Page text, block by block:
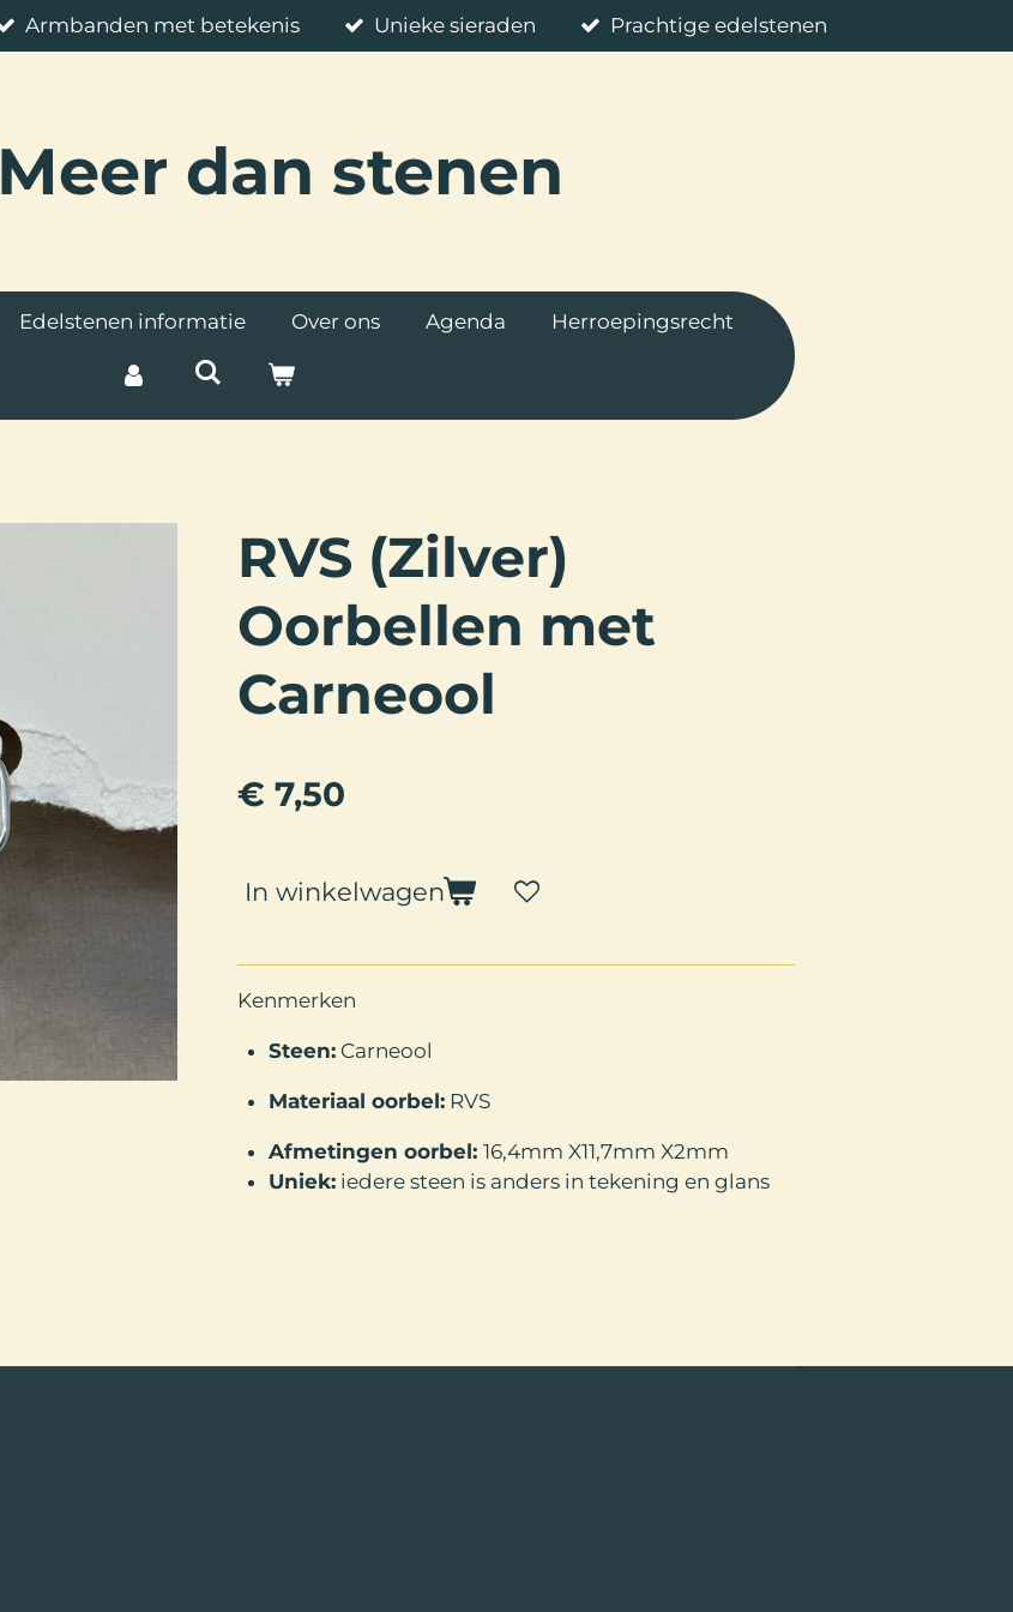
Armbanden met betekenis Unieke sieraden Prachtige edelstenen
Meer dan stenen
Edelstenen informatie Over ons Agenda Herroepingsrecht
RVS (Zilver)
Oorbellen met
Carneool
€ 7,50
In winkelwagen
Kenmerken
Steen:Carneool
Materiaal oorbel:RVS
Afmetingen oorbel: 16,4mm X11,7mm X2mm
Uniek:iedere steen is anders in tekening en glans